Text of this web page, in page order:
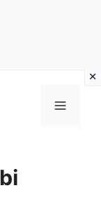
Menu